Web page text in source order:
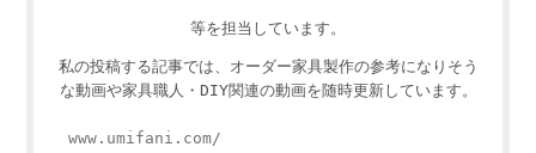
等を担当しています。
私の投稿する記事では、オーダー家具製作の参考になりそう
な動画や家具職人・DIY関連の動画を随時更新しています。
www.umifani.com/